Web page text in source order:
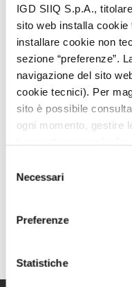
IGD SIIQ S.p.A.,
sito web installa cookie
installare cookie non
sezione “preferenze”.
navigazione del sito
cookie tecnici). Per
sito è possibile
ogni momento, gestire
delNecessari
Preferenze
Statistiche
.
VAI ALLA